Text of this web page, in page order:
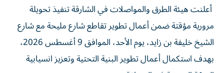
أعلنت هيئة الطرق والمواصلات في الشارقة تنفيذ تحويلة
مرورية مؤقتة ضمن أعمال تطوير تقاطع شارع مليحة مع شارع
الشيخ خليفة بن زايد، يوم الأحد، الموافق 9 أغسطس 2026،
بهدف استكمال أعمال تطوير البنية التحتية وتعزيز انسيابية